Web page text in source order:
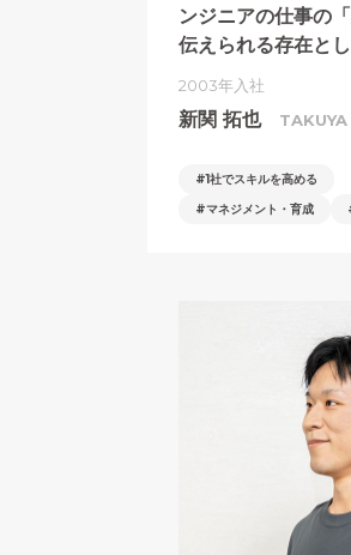
ンジニアの仕事の
伝えられる存在とし
2003年入社
新関 拓也
1社でスキルを高める
マネジメント・育成